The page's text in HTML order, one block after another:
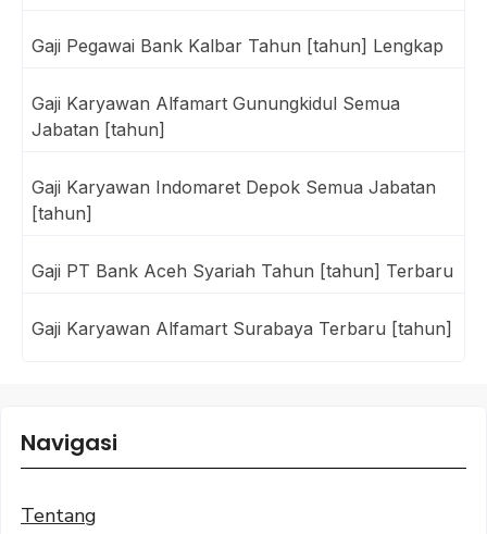
Gaji Pegawai Bank Kalbar Tahun [tahun] Lengkap
Gaji Karyawan Alfamart Gunungkidul Semua
Jabatan [tahun]
Gaji Karyawan Indomaret Depok Semua Jabatan
[tahun]
Gaji PT Bank Aceh Syariah Tahun [tahun] Terbaru
Gaji Karyawan Alfamart Surabaya Terbaru [tahun]
Navigasi
Tentang